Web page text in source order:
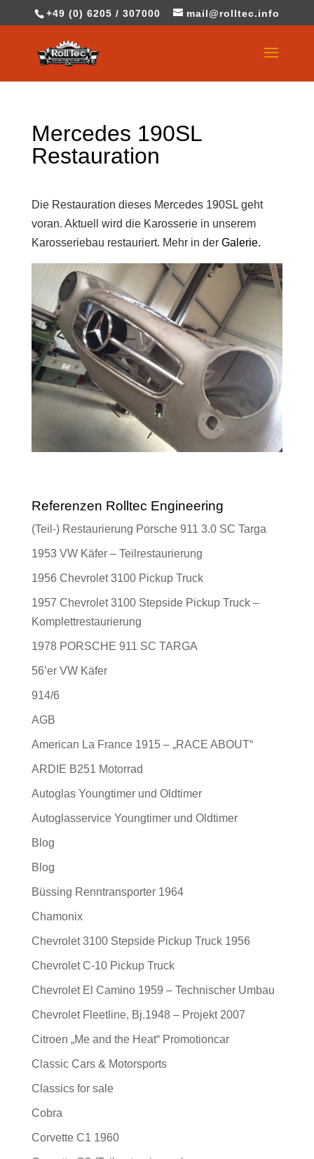
+49 (0) 6205 / 307000 mail@rolltec.info
Mercedes 190SL
Restauration
Die Restauration dieses Mercedes 190SL geht
voran. Aktuell wird die Karosserie in unserem
Karosseriebau restauriert. Mehr in der Galerie.
Referenzen Rolltec Engineering
(Teil-) Restaurierung Porsche 911 3.0 SC Targa
1953 VW Käfer – Teilrestaurierung
1956 Chevrolet 3100 Pickup Truck
1957 Chevrolet 3100 Stepside Pickup Truck –
Komplettrestaurierung
1978 PORSCHE 911 SC TARGA
56’er VW Käfer
914/6
AGB
American La France 1915 – „RACE ABOUT“
ARDIE B251 Motorrad
Autoglas Youngtimer und Oldtimer
Autoglasservice Youngtimer und Oldtimer
Blog
Blog
Büssing Renntransporter 1964
Chamonix
Chevrolet 3100 Stepside Pickup Truck 1956
Chevrolet C-10 Pickup Truck
Chevrolet El Camino 1959 – Technischer Umbau
Chevrolet Fleetline, Bj.1948 – Projekt 2007
Citroen „Me and the Heat“ Promotioncar
Classic Cars & Motorsports
Classics for sale
Cobra
Corvette C1 1960